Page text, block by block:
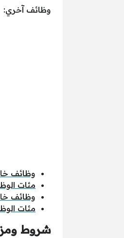
وظائف آخري:
وظائف
مئات
وظائف
مئات
شروط